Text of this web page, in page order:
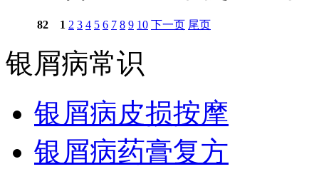
82 1 2 3 4 5 6 7 8 9 10 下一页 尾页
银屑病常识
银屑病皮损按摩
银屑病药膏复方